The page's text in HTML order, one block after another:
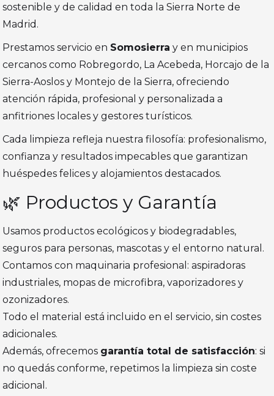
sostenible y de calidad en toda la Sierra Norte de
Madrid.
Prestamos servicio en Somosierra y en municipios
cercanos como Robregordo, La Acebeda, Horcajo de la
Sierra-Aoslos y Montejo de la Sierra, ofreciendo
atención rápida, profesional y personalizada a
anfitriones locales y gestores turísticos.
Cada limpieza refleja nuestra filosofía: profesionalismo,
confianza y resultados impecables que garantizan
huéspedes felices y alojamientos destacados.
🌿 Productos y Garantía
Usamos productos ecológicos y biodegradables,
seguros para personas, mascotas y el entorno natural.
Contamos con maquinaria profesional: aspiradoras
industriales, mopas de microfibra, vaporizadores y
ozonizadores.
Todo el material está incluido en el servicio, sin costes
adicionales.
Además, ofrecemos garantía total de satisfacción: si
no quedás conforme, repetimos la limpieza sin coste
adicional.